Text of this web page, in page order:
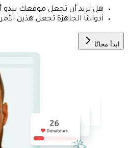
هل تريد أن تجعل موقعك يبدو
أدواتنا الجاهزة تجعل هذين
ابدأ مجانًا